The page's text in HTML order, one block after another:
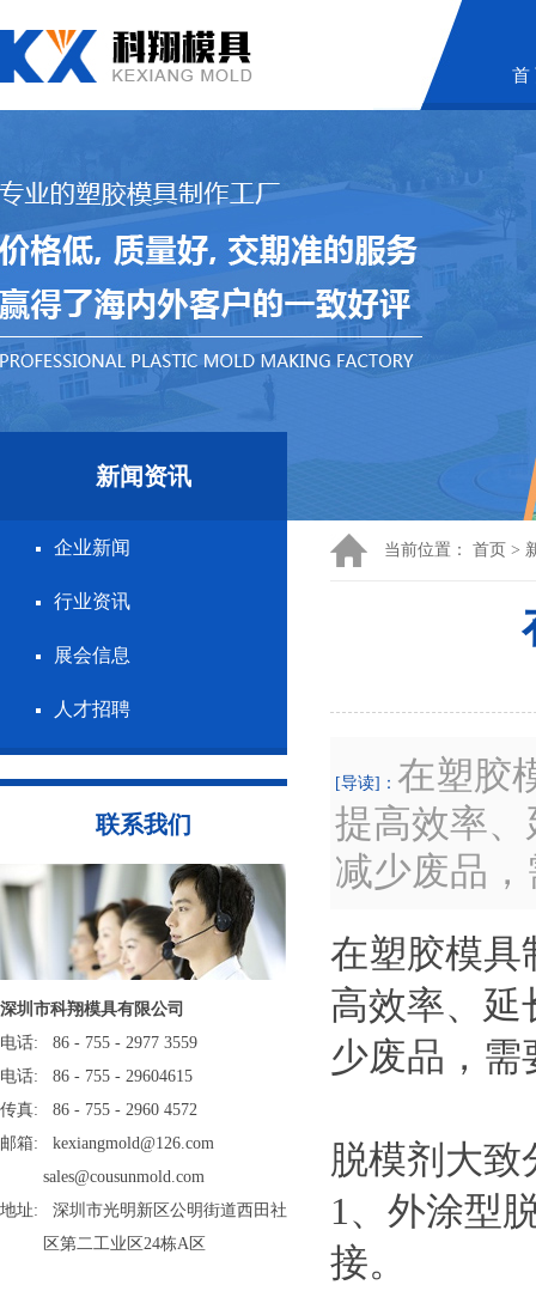
首
新闻资讯
企业新闻
行业资讯
展会信息
人才招聘
联系我们
深圳市科翔模具有限公司
电话: 86 - 755 - 2977 3559
电话: 86 - 755 - 29604615
传真: 86 - 755 - 2960 4572
邮箱: kexiangmold@126.com
sales@cousunmold.com
地址: 深圳市光明新区公明街道西田社
区第二工业区24栋A区
当前位置： 首页 >
[导读]： 在塑胶
提高效率
减少废品
在塑胶模具
高效率、延
少废品，需
脱模剂大
1、外涂型
接。